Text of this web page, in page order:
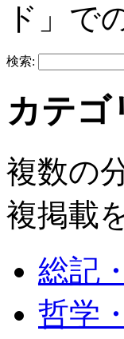
ド」で
検索:
カテゴ
複数の
複掲載
総記
哲学